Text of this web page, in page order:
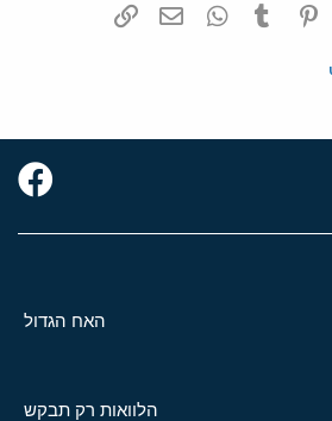
Reddit
Pinterest
Tumblr
WhatsAppדואר אלקטרוני
האח הגדול
הלוואות רק תבקש